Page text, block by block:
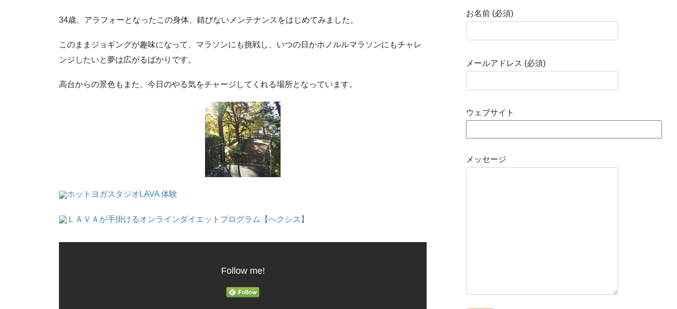
34歳、アラフォーとなったこの身体、錆びないメンテナンスをはじめてみました。
このままジョギングが趣味になって、マラソンにも挑戦し、いつの日かホノルルマラソンにもチャレ
ンジしたいと夢は広がるばかりです。
高台からの景色もまた、今日のやる気をチャージしてくれる場所となっています。
ホットヨガスタジオLAVA 体験
ＬＡＶＡが手掛けるオンラインダイエットプログラム【へクシス】
Follow me!
お名前 (必須)
メールアドレス (必須)
ウェブサイト
メッセージ